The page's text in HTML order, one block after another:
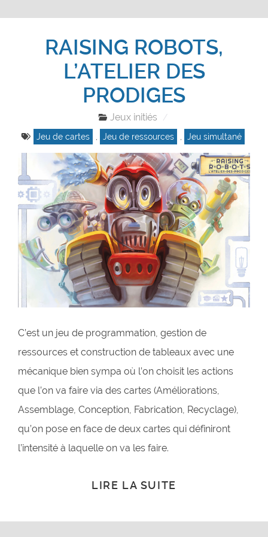
RAISING ROBOTS,
L’ATELIER DES
PRODIGES
Jeux initiés
Jeu de cartes , Jeu de ressources , Jeu simultané
C’est un jeu de programmation, gestion de
ressources et construction de tableaux avec une
mécanique bien sympa où l’on choisit les actions
que l’on va faire via des cartes (Améliorations,
Assemblage, Conception, Fabrication, Recyclage),
qu’on pose en face de deux cartes qui définiront
l’intensité à laquelle on va les faire.
LIRE LA SUITE